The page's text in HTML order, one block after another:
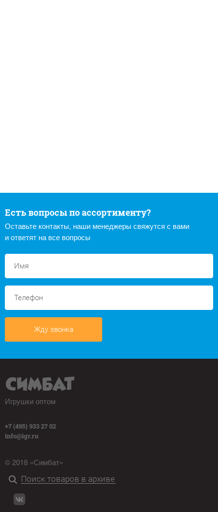
Есть вопросы по ассортименту?
Оставьте контакты, наши менеджеры свяжутся с вами
и ответят на все вопросы
Жду звонка
Игрушки оптом
+7 (495) 933 27 02
info@igr.ru
© 2018 «Симбат»